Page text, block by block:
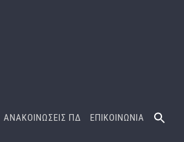
ΑΝΑΚΟΙΝΩΣΕΙΣ ΠΔ ΕΠΙΚΟΙΝΩΝΙΑ